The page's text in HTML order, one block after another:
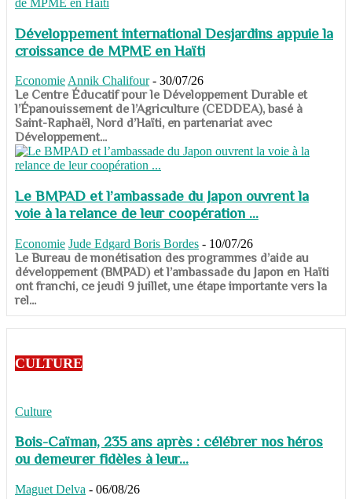
Développement international Desjardins appuie la
croissance de MPME en Haïti
Economie Annik Chalifour - 30/07/26
​​​​​​​Le Centre Éducatif pour le Développement Durable et
l’Épanouissement de l’Agriculture (CEDDEA), basé à
Saint-Raphaël, Nord d’Haïti, en partenariat avec
Développement...
Le BMPAD et l’ambassade du Japon ouvrent la
voie à la relance de leur coopération ...
Economie Jude Edgard Boris Bordes - 10/07/26
​​​​​​​Le Bureau de monétisation des programmes d’aide au
développement (BMPAD) et l’ambassade du Japon en Haïti
ont franchi, ce jeudi 9 juillet, une étape importante vers la
rel...
CULTURE
Culture
Bois-Caïman, 235 ans après : célébrer nos héros
ou demeurer fidèles à leur...
Maguet Delva - 06/08/26